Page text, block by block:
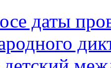
даты